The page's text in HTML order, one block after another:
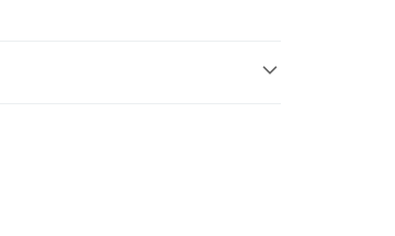
5個工作天送達所選店舖, 客人會收到S